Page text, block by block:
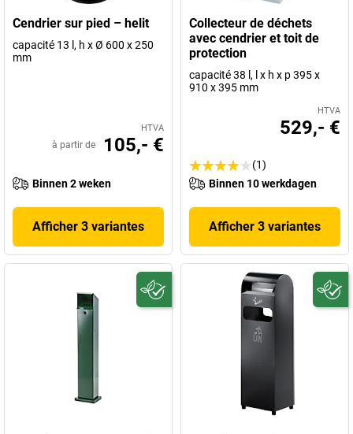
Cendrier sur pied – helit
capacité 13 l, h x Ø 600 x 250
mm
HTVA
à partir de 105,- €
Binnen 2 weken
Afficher 3 variantes
Collecteur de déchets
avec cendrier et toit de
protection
capacité 38 l, l x h x p 395 x
910 x 395 mm
HTVA
529,- €
(1)
Binnen 10 werkdagen
Afficher 3 variantes